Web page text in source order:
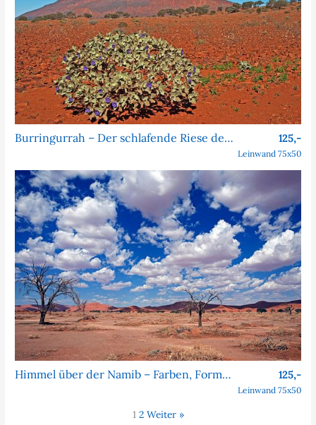
Burringurrah – Der schlafende Riese des Outbacks 125,-
Leinwand 75x50
Himmel über der Namib – Farben, Formen, Faszination 125,-
Leinwand 75x50
1 2 Weiter »